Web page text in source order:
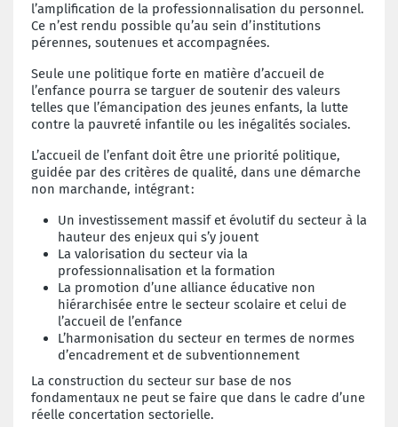
l’amplification de la professionnalisation du personnel.
Ce n’est rendu possible qu’au sein d’institutions
pérennes, soutenues et accompagnées.
Seule une politique forte en matière d’accueil de
l’enfance pourra se targuer de soutenir des valeurs
telles que l’émancipation des jeunes enfants, la lutte
contre la pauvreté infantile ou les inégalités sociales.
L’accueil de l’enfant doit être une priorité politique,
guidée par des critères de qualité, dans une démarche
non marchande, intégrant:
Un investissement massif et évolutif du secteur à la
hauteur des enjeux qui s’y jouent
La valorisation du secteur via la
professionnalisation et la formation
La promotion d’une alliance éducative non
hiérarchisée entre le secteur scolaire et celui de
l’accueil de l’enfance
L’harmonisation du secteur en termes de normes
d’encadrement et de subventionnement
La construction du secteur sur base de nos
fondamentaux ne peut se faire que dans le cadre d’une
réelle concertation sectorielle.